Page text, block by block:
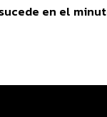
en el